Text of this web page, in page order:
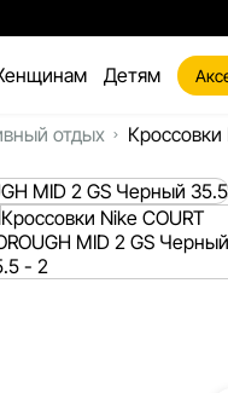
Детям
отдых
Кроссовки